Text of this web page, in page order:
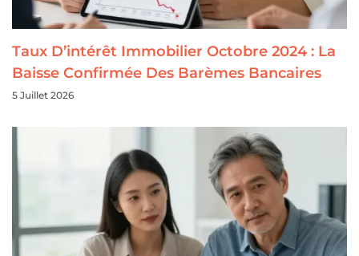
Taux D’intérêt Immobilier Octobre 2024 : La
Baisse Confirmée Des Barèmes Bancaires
5 Juillet 2026